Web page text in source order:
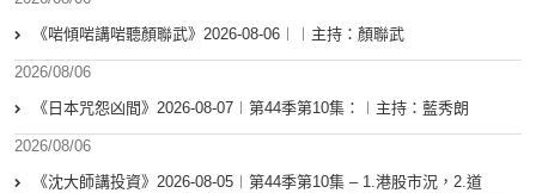
《啱傾啱講啱聽顏聯武》2026-08-06︱︱主持：顏聯武
2026/08/06
《日本咒怨凶間》2026-08-07︱第44季第10集：︱主持：藍秀朗
2026/08/06
《沈大師講投資》2026-08-05︱第44季第10集 – 1.港股市況，2.道